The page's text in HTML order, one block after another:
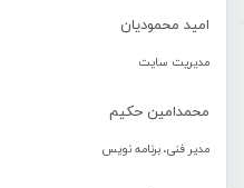
امید محمودیان
مدیریت سایت
محمدامین حکیم
مدیر فنی، برنامه نویس